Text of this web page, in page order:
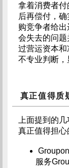
拿着消费者
后再偿付，
购竞争者给
会失去的问
过营运资本
不专业判断，
真正值得质
上面提到的
真正值得担心
服务